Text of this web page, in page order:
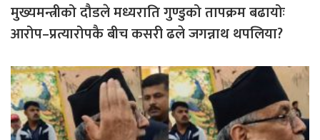
मुख्यमन्त्रीको दौडले मध्यराति गुण्डुको तापक्रम बढायोः
आरोप–प्रत्यारोपकै बीच कसरी ढले जगन्नाथ थपलिया?